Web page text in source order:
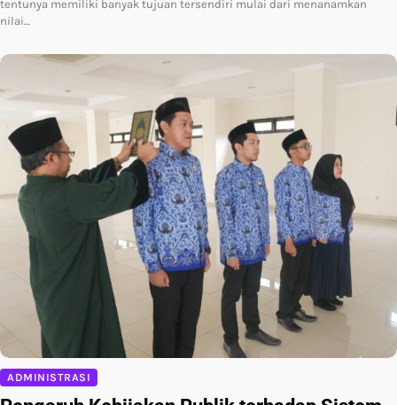
tentunya memiliki banyak tujuan tersendiri mulai dari menanamkan
nilai…
ADMINISTRASI